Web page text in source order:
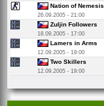
Nation of Nemesis
26.09.2005 - 21:00
Zuljin Followers
18.09.2005 - 17:00
Lamers in Arms
12.09.2005 - 19:00
Two Skillers
12.09.2005 - 19:00